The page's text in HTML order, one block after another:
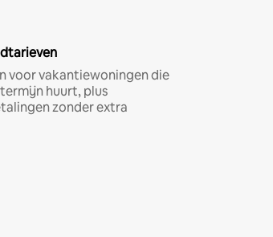
voor vakantiewoningen die
huurt, plus
zonder extra